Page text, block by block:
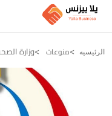
الرئيسيه منوعات وزارة